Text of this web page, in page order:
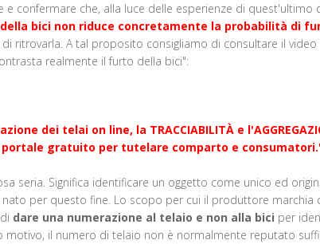
e confermare che, alla luce delle esperienze di quest'ultimo
bici non riduce concretamente la probabilità di
ritrovarla. A tal proposito consigliamo di consultare il
realmente il furto della bici":
dei telai on line, la TRACCIABILITÀ e
gratuito per tutelare comparto e
seria. Significa identificare un oggetto come unico ed
per questo fine. Lo scopo per cui il produttore marchia
dare una numerazione al telaio e non alla bici per
motivo, il numero di telaio non è normalmente reputato